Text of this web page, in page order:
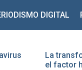
DIGITAL
La
el factor